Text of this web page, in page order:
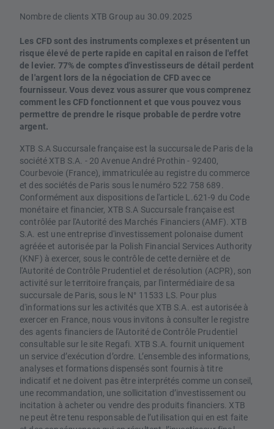
Nombre de clients XTB Group au 30.09.2025
Les CFD sont des instruments complexes et présentent un
risque élevé de perte rapide en capital en raison de l'effet
de levier. 77% de comptes d'investisseurs de détail perdent
de l'argent lors de la négociation de CFD avec ce
fournisseur. Vous devez vous assurer que vous comprenez
comment les CFD fonctionnent et que vous pouvez vous
permettre de prendre le risque probable de perdre votre
argent.
XTB S.A Succursale française est la succursale de Paris de la
société XTB S.A. - 20 Avenue André Prothin - 92400,
Courbevoie (France), immatriculée au registre du commerce
et des sociétés de Paris sous le numéro 522 758 689.
Conformément aux dispositions de l'article L.621-9 du Code
monétaire et financier, XTB S.A Succursale française est
contrôlée par l'Autorité des Marchés Financiers (AMF). XTB
S.A. est une entreprise d'investissement polonaise dument
agréée et autorisée par la Polish Financial Services Authority
(KNF) à exercer, sous le contrôle de cette dernière et de
l'Autorité de Contrôle Prudentiel et de résolution (ACPR), son
activité sur le territoire français, par l'intermédiaire de sa
succursale de Paris, sous le N° 11533 LS. Pour plus
d'informations sur les activités que XTB S.A. est autorisée à
exercer en France, nous vous invitons à consulter le registre
des agents financiers de l'Autorité de Contrôle Prudentiel
consultable sur le site Regafi. XTB S.A. fournit uniquement
un service d’exécution d’ordre. L’ensemble des informations,
analyses et formations dispensés sont fournis à titre
indicatif et ne doivent pas être interprétés comme un conseil,
une recommandation, une sollicitation d’investissement ou
incitation à acheter ou vendre des produits financiers. XTB
ne peut être tenu responsable de l’utilisation qui en est faite